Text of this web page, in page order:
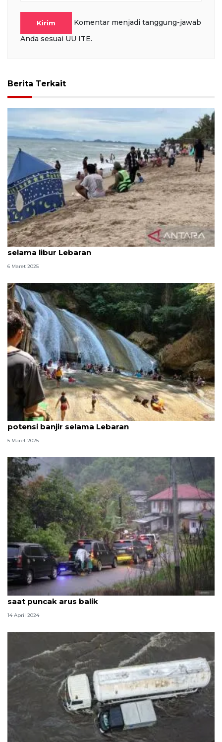
Kirim
Komentar menjadi tanggung-jawab
Anda sesuai UU ITE.
Berita Terkait
PHRI ingatkan pemda antisipasi potensi bencana
selama libur Lebaran
6 Maret 2025
Kemenpar perkuat koordinasi guna tangani
potensi banjir selama Lebaran
5 Maret 2025
BMKG: Waspada potensi hujan lebat di Sumbar
saat puncak arus balik
14 April 2024